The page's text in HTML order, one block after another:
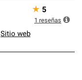
Sitio web
★ 5
1 reseñas